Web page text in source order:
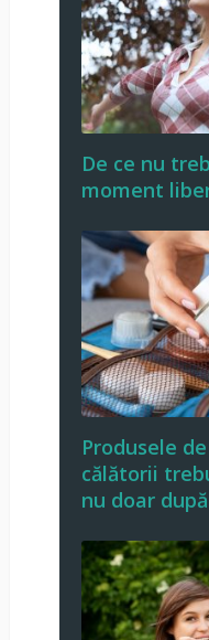
De ce nu
moment
Produsele
călătorii
nu doar